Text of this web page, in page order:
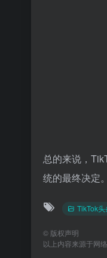
总的来说，
统的最终决定
TikTok头
© 版权声明
以上内容来源于网